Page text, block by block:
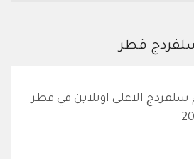
قطر
الاعلى اونلاين في قطر